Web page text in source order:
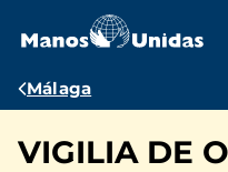
contenido
Ruta
navegación
Málaga
VIGILIA DE